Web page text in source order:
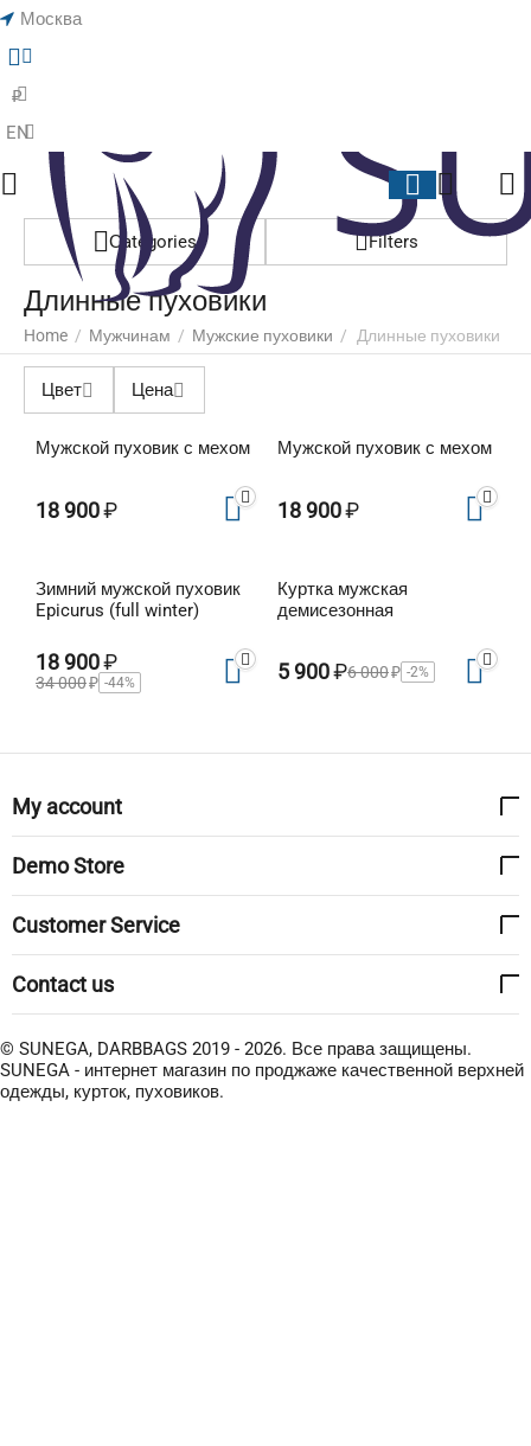
Москва
₽
EN
Сategories Filters
Длинные пуховики
Home / Мужчинам / Мужские пуховики / Длинные пуховики
Цвет Цена
Мужской пуховик с мехом
18 900₽
Мужской пуховик с мехом
18 900₽
Зимний мужской пуховик
Epicurus (full winter)
18 900₽
34 000₽ -44%
Куртка мужская
демисезонная
5 900₽6 000₽ -2%
My account
Demo Store
Customer Service
Contact us
© SUNEGA, DARBBAGS 2019 - 2026. Все права защищены.
SUNEGA - интернет магазин по проджаже качественной верхней
одежды, курток, пуховиков.